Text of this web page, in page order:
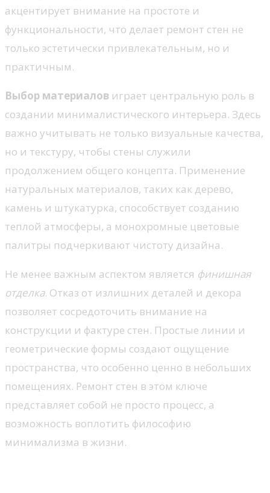
акцентирует внимание на простоте и
функциональности, что делает ремонт стен не
только эстетически привлекательным, но и
практичным.
Выбор материалов играет центральную роль в
создании минималистического интерьера. Здесь
важно учитывать не только визуальные качества,
но и текстуру, чтобы стены служили
продолжением общего концепта. Применение
натуральных материалов, таких как дерево,
камень и штукатурка, способствует созданию
теплой атмосферы, а монохромные цветовые
палитры подчеркивают чистоту дизайна.
Не менее важным аспектом является финишная
отделка. Отказ от излишних деталей и декора
позволяет сосредоточить внимание на
конструкции и фактуре стен. Простые линии и
геометрические формы создают ощущение
пространства, что особенно ценно в небольших
помещениях. Ремонт стен в этом ключе
представляет собой не просто процесс, а
возможность воплотить философию
минимализма в жизни.